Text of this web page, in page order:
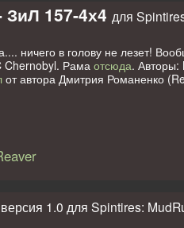
Spintires!
ЗиЛ 157-4х4 для
ничего в голову не лезет!
Chernobyl. Рама отсюда. Авторы:
от автора Дмитрия Романенко
прошу смотреть, в каком
не забыл, на последней
версия 1.0 для Spintires: